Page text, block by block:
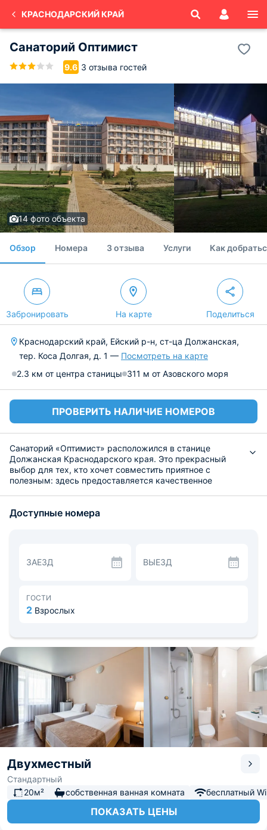
КРАСНОДАРСКИЙ КРАЙ
Санаторий Оптимист
9.6 3 отзыва гостей
14 фото объекта
Обзор Номера 3 отзыва Услуги Как
Забронировать На карте Поделиться
Краснодарский край, Ейский р-н, ст-ца Должанская,
тер. Коса Долгая, д. 1 — Посмотреть на карте
2.3 км от центра станицы 311 м от Азовского моря
ПРОВЕРИТЬ НАЛИЧИЕ НОМЕРОВ
Санаторий «Оптимист» расположился в станице
Должанская Краснодарского края. Это прекрасный
выбор для тех, кто хочет совместить приятное с
полезным: здесь предоставляется качественное
Номерной фонд составляют комфортабельные
большой плазменный телевизор, рабочий стол, а также
собственная ванная комната с душевой кабиной.
Отдыхающие могут выбрать тариф на свой выбор: как
«полный пансион», так и отдельно завтрак, обед или
насладиться морским бризом, прогуливаясь по берегу.
Недалеко находится спа-салон «Азов-Спа» и несколько
ресторанов. Расстояние до ближайшего аэропорта —
189,4 км, до железнодорожного вокзала — 159,8 км.
Доступные номера
ЗАЕЗД ВЫЕЗД
ГОСТИ
2 Взрослых
Двухместный
Стандартный
20м²
собственная ванная комната бесплатный
ПОКАЗАТЬ ЦЕНЫ